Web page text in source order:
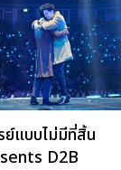
แบบไม่มีที่สิ้น
D2B